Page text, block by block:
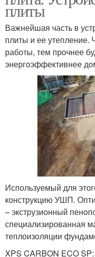
плиты
Важнейшая часть в
плиты и ее утепление.
работы, тем прочнее
энергоэффективнее
Используемый для
конструкцию УШП.
– экструзионный
специализированная
теплоизоляции
XPS CARBON ECO SP: